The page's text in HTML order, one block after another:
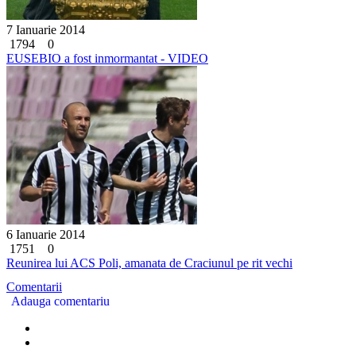
7 Ianuarie 2014
1794
0
EUSEBIO a fost inmormantat - VIDEO
6 Ianuarie 2014
1751
0
Reunirea lui ACS Poli, amanata de Craciunul pe rit vechi
Comentarii
Adauga comentariu